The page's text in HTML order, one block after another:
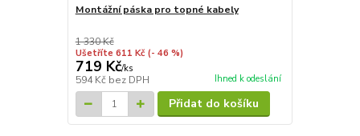
Montážní páska pro topné kabely
1 330 Kč
Ušetříte 611 Kč (- 46 %)
719 Kč/ks
594 Kč bez DPH Ihned k odeslání
Přidat do košíku